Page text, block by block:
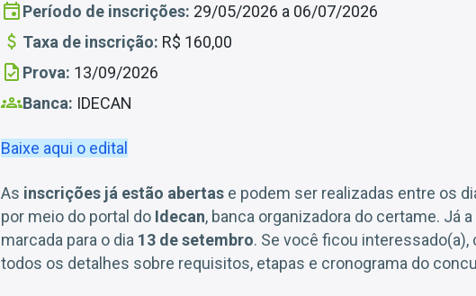
Período de inscrições: 29/05/2026 a 06/07/2026
Taxa de inscrição: R$ 160,00
Prova: 13/09/2026
Banca: IDECAN
Baixe aqui o edital
As inscrições já estão abertas e podem ser realizadas entre os
por meio do portal do Idecan, banca organizadora do certame. Já a
marcada para o dia 13 de setembro. Se você ficou
todos os detalhes sobre requisitos, etapas e cronograma do